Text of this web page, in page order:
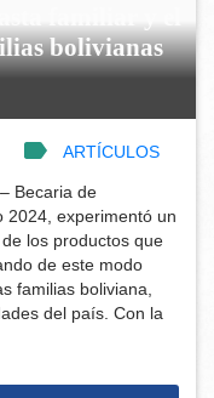
familiar y el
bolivianas
ARTÍCULOS
Becaria de
2024, experimentó un
los productos que
de este modo
familias boliviana,
del país. Con la